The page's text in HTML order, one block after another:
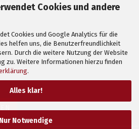
Cookies und andere
Cookies und Google Analytics für die
helfen uns, die Benutzerfreundlichkeit
Durch die weitere Nutzung der Website
zu. Weitere Informationen hierzu finden
.
Alles klar!
Nur Notwendige
sind KI-generierte
der Motive.